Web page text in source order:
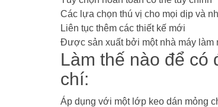
Các lựa chọn thú vị cho mọi dịp và
Liên tục thêm các thiết kế mới
Được sản xuất bởi một nhà máy làm
Làm thế nào để
chí:
Áp dụng với một lớp keo dán mỏng